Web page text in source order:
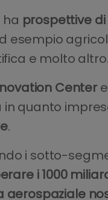
ha prospettive
esempio
e molto
Center
quanto
.
i sotto-
i1000
aerospaziale